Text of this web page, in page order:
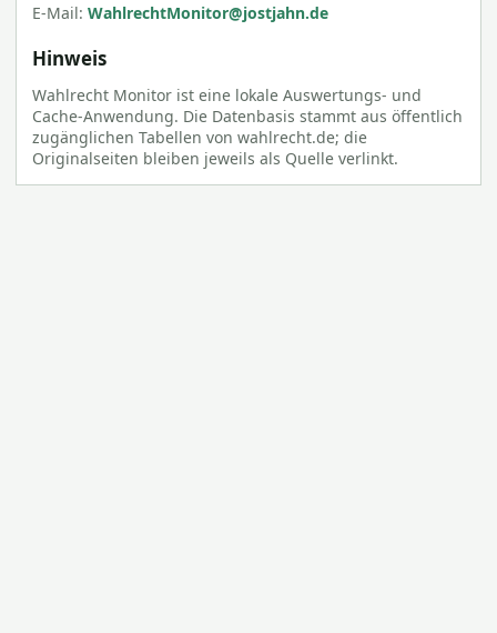
E-Mail: WahlrechtMonitor@jostjahn.de
Hinweis
Wahlrecht Monitor ist eine lokale Auswertungs- und
Cache-Anwendung. Die Datenbasis stammt aus öffentlich
zugänglichen Tabellen von wahlrecht.de; die
Originalseiten bleiben jeweils als Quelle verlinkt.